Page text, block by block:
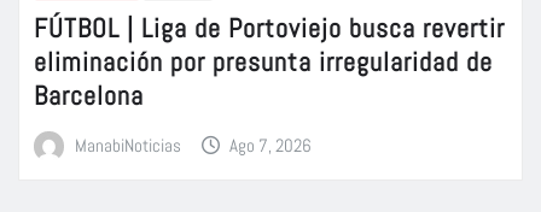
FÚTBOL | Liga de Portoviejo busca revertir
eliminación por presunta irregularidad de
Barcelona
ManabiNoticias Ago 7, 2026